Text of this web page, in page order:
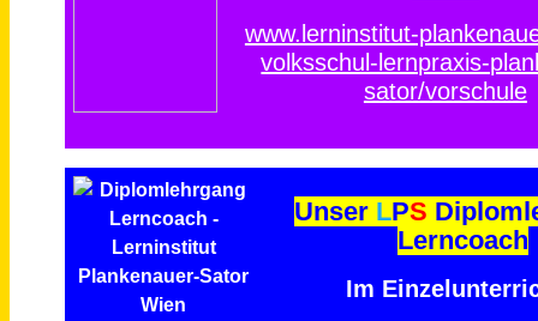
www.lerninstitut-
volksschul-lernpraxis-
sator/vorschule
Unser LPS
Lerncoach
Im